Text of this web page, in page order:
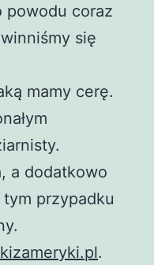
powodu coraz
się
mamy cerę.
a dodatkowo
przypadku
.